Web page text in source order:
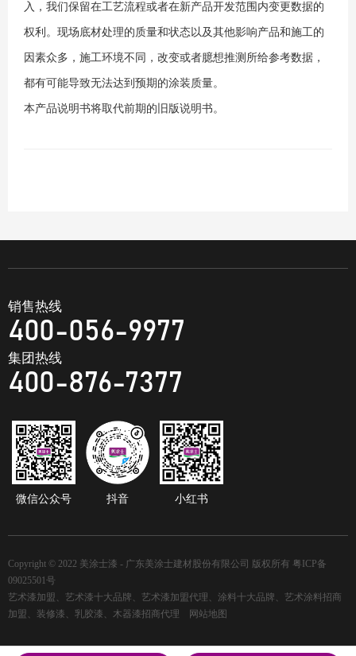
入，我们保留在工艺流程或者在新产品开发范围内变更数据的
权利。现场底材处理的质量和状态以及其他影响产品和施工的
因素众多，施工环境不同，改变或者臆想推测所给参考数据，
都有可能导致无法达到预期的涂装质量。
本产品说明书将取代前期的旧版说明书。
销售热线
400-056-9977
集团热线
400-876-7377
微信公众号 抖音 小红书
Copyright © 2022 美涂士漆 - 广东美涂士建材股份有限公司 版权所有 粤ICP备
09025501号
艺术漆加盟、艺术漆十大品牌、艺术漆加盟代理、涂料十大品牌、艺术涂料招商
加盟、装修漆、乳胶漆、木器漆招商代理
网站地图